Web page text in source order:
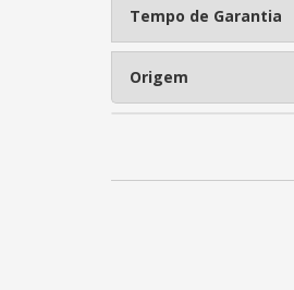
Tempo de Garantia
Origem